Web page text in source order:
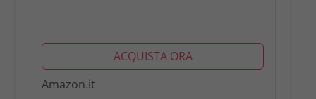
ACQUISTA ORA
Amazon.it